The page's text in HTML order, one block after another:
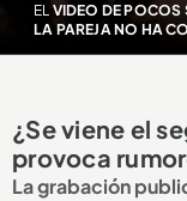
EL VIDEO DE POCOS
LA PAREJA NO HA
¿Se viene el
provoca
La grabación